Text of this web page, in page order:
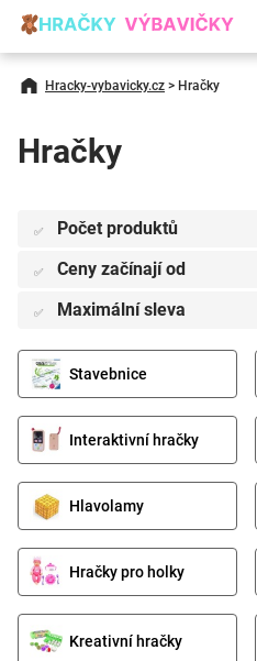
Hracky-vybavicky.cz > Hračky
Hračky
✅ Počet produktů
✅ Ceny začínají od
✅ Maximální sleva
Stavebnice
Interaktivní hračky
Hlavolamy
Hračky pro holky
Kreativní hračky